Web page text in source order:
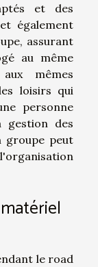
et des
également
assurant
au même
mêmes
loisirs qui
personne
gestion des
groupe peut
le road